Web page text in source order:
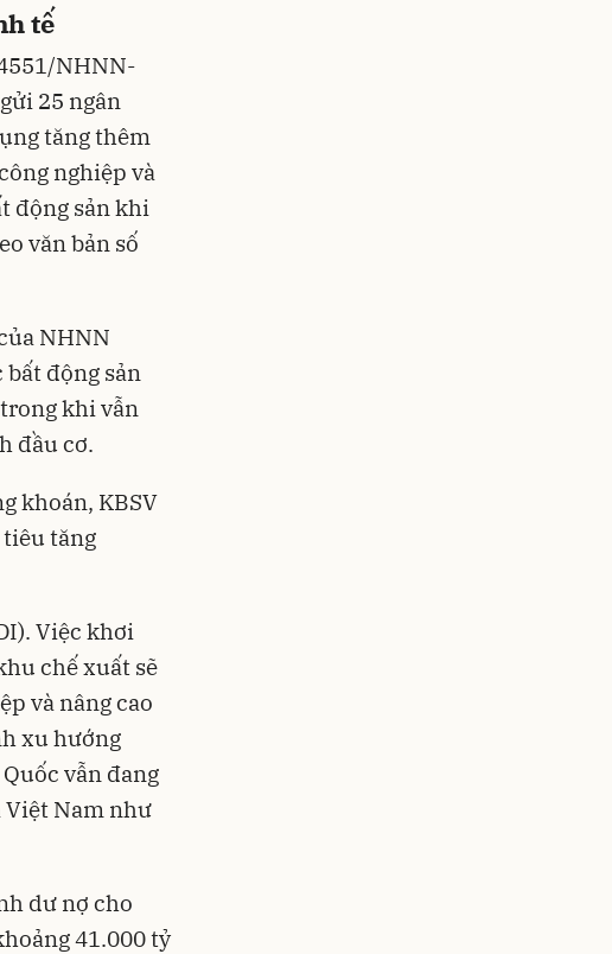
tế
NHNN-
25 ngân
tăng thêm
nghiệp và
động sản khi
văn bản số
NHNN
động sản
khi vẫn
đầu cơ.
khoán, KBSV
tăng
Việc khơi
chế xuất sẽ
và nâng cao
xu hướng
vẫn đang
Việt Nam như
dư nợ cho
41.000 tỷ